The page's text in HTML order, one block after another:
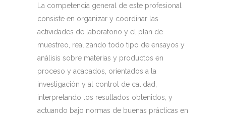
La competencia general de este profesional
consiste en organizar y coordinar las
actividades de laboratorio y el plan de
muestreo, realizando todo tipo de ensayos y
análisis sobre materias y productos en
proceso y acabados, orientados a la
investigación y al control de calidad,
interpretando los resultados obtenidos, y
actuando bajo normas de buenas prácticas en